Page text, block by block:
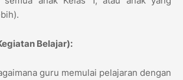
Belajar):
guru memulai pelajaran dengan